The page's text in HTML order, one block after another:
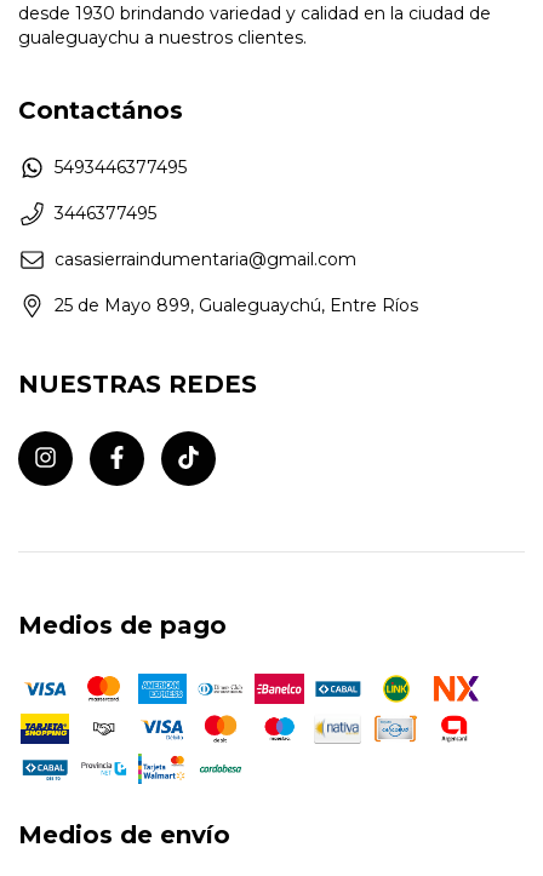
desde 1930 brindando variedad y calidad en la ciudad de
gualeguaychu a nuestros clientes.
Contactános
5493446377495
3446377495
casasierraindumentaria@gmail.com
25 de Mayo 899, Gualeguaychú, Entre Ríos
NUESTRAS REDES
Medios de pago
Medios de envío